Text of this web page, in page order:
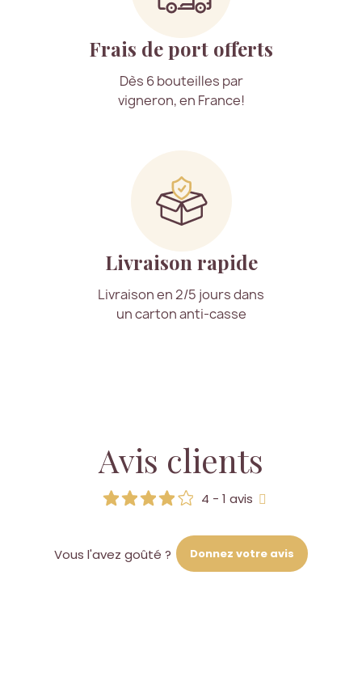
Frais de port offerts
Dès 6 bouteilles par
vigneron, en France!
Livraison rapide
Livraison en 2/5 jours dans
un carton anti-casse
Avis clients
4 - 1 avis
Vous l'avez goûté ? Donnez votre avis